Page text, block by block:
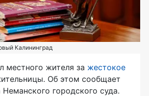
Калининград
местного жителя за жестокое
Об этом сообщает
городского суда.